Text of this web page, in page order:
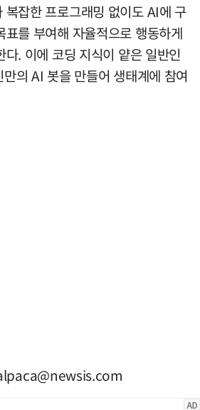
복잡한 프로그래밍 없이도 AI에 구
표를 부여해 자율적으로 행동하게
다. 이에 코딩 지식이 얕은 일반인
의 AI 봇을 만들어 생태계에 참여